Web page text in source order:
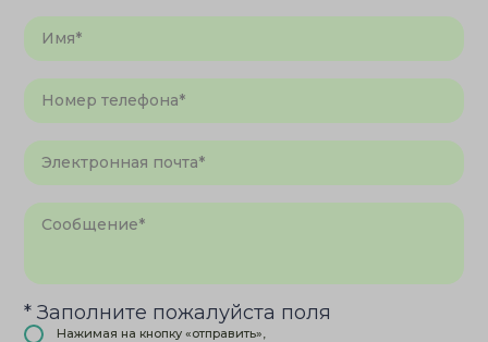
* Заполните пожалуйста поля
Нажимая на кнопку «отправить»,